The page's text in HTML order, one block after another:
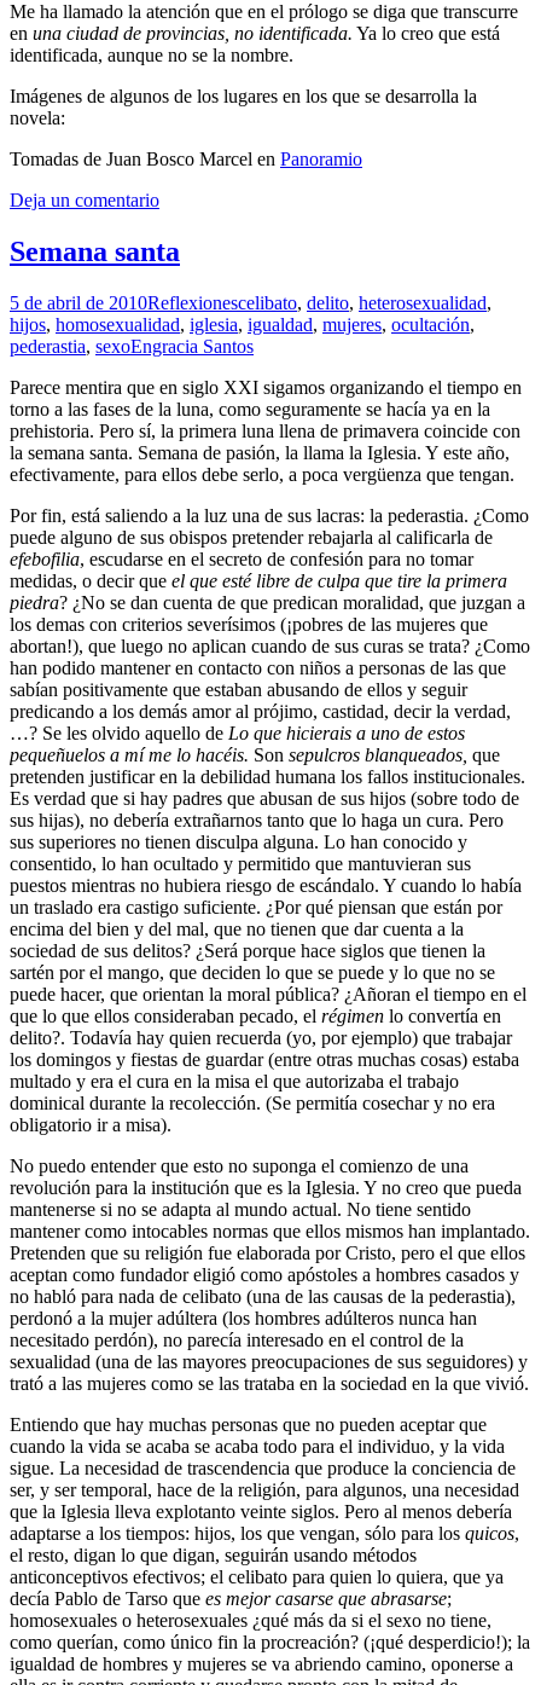
Me ha llamado la atención que en el prólogo se diga que transcurre
en una ciudad de provincias, no identificada. Ya lo creo que está
identificada, aunque no se la nombre.
Imágenes de algunos de los lugares en los que se desarrolla la
novela:
Tomadas de Juan Bosco Marcel en Panoramio
Deja un comentario
Semana santa
5 de abril de 2010Reflexionescelibato, delito, heterosexualidad,
hijos, homosexualidad, iglesia, igualdad, mujeres, ocultación,
pederastia, sexoEngracia Santos
Parece mentira que en siglo XXI sigamos organizando el tiempo en
torno a las fases de la luna, como seguramente se hacía ya en la
prehistoria. Pero sí, la primera luna llena de primavera coincide con
la semana santa. Semana de pasión, la llama la Iglesia. Y este año,
efectivamente, para ellos debe serlo, a poca vergüenza que tengan.
Por fin, está saliendo a la luz una de sus lacras: la pederastia. ¿Como
puede alguno de sus obispos pretender rebajarla al calificarla de
efebofilia, escudarse en el secreto de confesión para no tomar
medidas, o decir que el que esté libre de culpa que tire la primera
piedra? ¿No se dan cuenta de que predican moralidad, que juzgan a
los demas con criterios severísimos (¡pobres de las mujeres que
abortan!), que luego no aplican cuando de sus curas se trata? ¿Como
han podido mantener en contacto con niños a personas de las que
sabían positivamente que estaban abusando de ellos y seguir
predicando a los demás amor al prójimo, castidad, decir la verdad,
…? Se les olvido aquello de Lo que hicierais a uno de estos
pequeñuelos a mí me lo hacéis. Son sepulcros blanqueados, que
pretenden justificar en la debilidad humana los fallos institucionales.
Es verdad que si hay padres que abusan de sus hijos (sobre todo de
sus hijas), no debería extrañarnos tanto que lo haga un cura. Pero
sus superiores no tienen disculpa alguna. Lo han conocido y
consentido, lo han ocultado y permitido que mantuvieran sus
puestos mientras no hubiera riesgo de escándalo. Y cuando lo había
un traslado era castigo suficiente. ¿Por qué piensan que están por
encima del bien y del mal, que no tienen que dar cuenta a la
sociedad de sus delitos? ¿Será porque hace siglos que tienen la
sartén por el mango, que deciden lo que se puede y lo que no se
puede hacer, que orientan la moral pública? ¿Añoran el tiempo en el
que lo que ellos consideraban pecado, el régimen lo convertía en
delito?. Todavía hay quien recuerda (yo, por ejemplo) que trabajar
los domingos y fiestas de guardar (entre otras muchas cosas) estaba
multado y era el cura en la misa el que autorizaba el trabajo
dominical durante la recolección. (Se permitía cosechar y no era
obligatorio ir a misa).
No puedo entender que esto no suponga el comienzo de una
revolución para la institución que es la Iglesia. Y no creo que pueda
mantenerse si no se adapta al mundo actual. No tiene sentido
mantener como intocables normas que ellos mismos han implantado.
Pretenden que su religión fue elaborada por Cristo, pero el que ellos
aceptan como fundador eligió como apóstoles a hombres casados y
no habló para nada de celibato (una de las causas de la pederastia),
perdonó a la mujer adúltera (los hombres adúlteros nunca han
necesitado perdón), no parecía interesado en el control de la
sexualidad (una de las mayores preocupaciones de sus seguidores) y
trató a las mujeres como se las trataba en la sociedad en la que vivió.
Entiendo que hay muchas personas que no pueden aceptar que
cuando la vida se acaba se acaba todo para el individuo, y la vida
sigue. La necesidad de trascendencia que produce la conciencia de
ser, y ser temporal, hace de la religión, para algunos, una necesidad
que la Iglesia lleva explotanto veinte siglos. Pero al menos debería
adaptarse a los tiempos: hijos, los que vengan, sólo para los quicos,
el resto, digan lo que digan, seguirán usando métodos
anticonceptivos efectivos; el celibato para quien lo quiera, que ya
decía Pablo de Tarso que es mejor casarse que abrasarse;
homosexuales o heterosexuales ¿qué más da si el sexo no tiene,
como querían, como único fin la procreación? (¡qué desperdicio!); la
igualdad de hombres y mujeres se va abriendo camino, oponerse a